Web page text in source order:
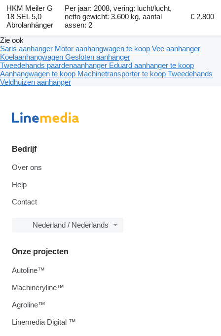
HKM Meiler G
18 SEL 5,0
Abrolanhänger
Per jaar: 2008, vering: lucht/lucht,
netto gewicht: 3.600 kg, aantal
assen: 2
€ 2.800
Zie ook
Saris aanhanger Motor aanhangwagen te koop Vee aanhanger
Koelaanhangwagen Gesloten aanhanger
Tweedehands paardenaanhanger Eduard aanhanger te koop
Aanhangwagen te koop Machinetransporter te koop Tweedehands
Veldhuizen aanhanger
Bedrijf
Over ons
Help
Contact
Nederland / Nederlands
Onze projecten
Autoline™
Machineryline™
Agroline™
Linemedia Digital ™